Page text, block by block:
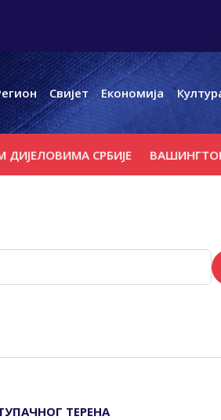
Свијет Економија
СРБИЈЕ ВАШИНГТОН СЕ
ТЕРЕНА